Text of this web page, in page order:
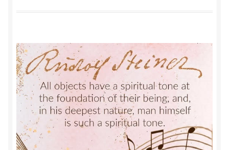
Contact
Herinner wie je werkelijk bent
Magische helende verhalen ©Mieke
Mijn account